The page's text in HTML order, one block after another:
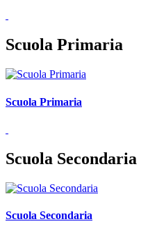
Scuola Primaria
Scuola Primaria
Scuola
Scuola Secondaria